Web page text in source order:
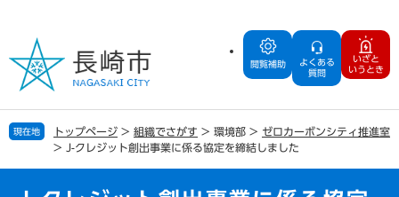
の
で
す
ー
ば
し
閲覧補助
よくある
質問
いざと
いうとき
現在地 トップページ > 組織でさがす > 環境部 > ゼロカーボンシティ推進室
>
J-クレジット創出事業に係る協定を締結しました